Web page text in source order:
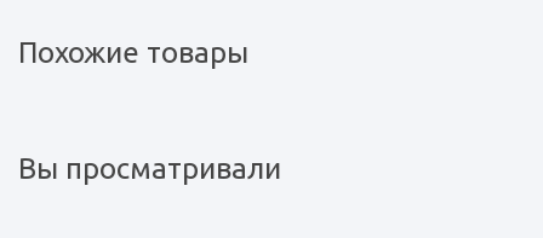
Похожие товары
Вы просматривали